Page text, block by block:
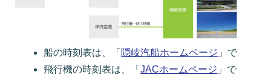
船の時刻表は、「 隠岐汽船ホームページ 」で
飛行機の時刻表は、「JACホームページ 」で